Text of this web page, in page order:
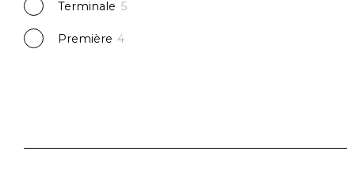
Terminale 5
Première 4